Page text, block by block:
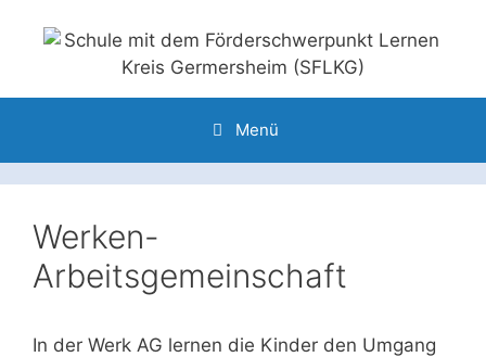
Inhalt
Menü
Werken-
Arbeitsgemeinschaft
In der Werk AG lernen die Kinder den Umgang